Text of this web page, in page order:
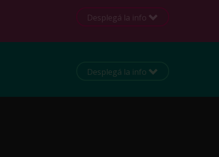
Desplegá la info
Desplegá la info